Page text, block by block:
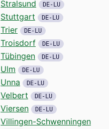
Stralsund DE-LU
Stuttgart DE-LU
Trier DE-LU
Troisdorf DE-LU
Tübingen DE-LU
Ulm DE-LU
Unna DE-LU
Velbert DE-LU
Viersen DE-LU
Villingen-Schwenningen